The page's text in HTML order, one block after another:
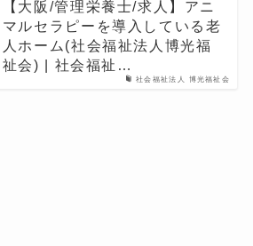
社会福祉法人 博光福祉会
【大阪/管理栄養士/求人】アニ
マルセラピーを導入している老
人ホーム(社会福祉法人博光福
祉会) | 社会福祉…